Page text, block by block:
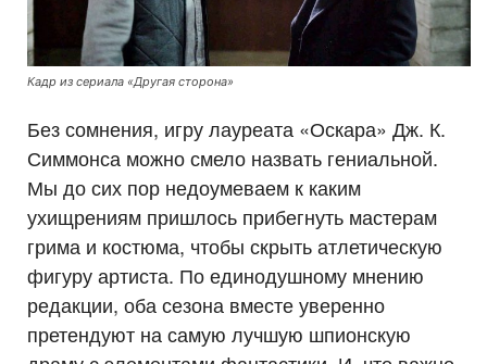
Кадр из сериала «Другая сторона»
Без сомнения, игру лауреата «Оскара» Дж. К.
Симмонса можно смело назвать гениальной.
Мы до сих пор недоумеваем к каким
ухищрениям пришлось прибегнуть мастерам
грима и костюма, чтобы скрыть атлетическую
фигуру артиста. По единодушному мнению
редакции, оба сезона вместе уверенно
претендуют на самую лучшую шпионскую